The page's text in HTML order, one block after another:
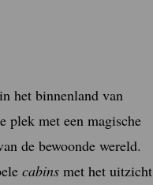
het binnenland van
plek met een magische
de bewoonde wereld.
cabins met het uitzicht